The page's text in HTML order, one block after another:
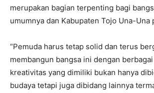
merupakan bagian terpenting bagi
umumnya dan Kabupaten Tojo Una-Una
“Pemuda harus tetap solid dan terus
membangun bangsa ini dengan
kreativitas yang dimiliki bukan hanya
budaya tetapi juga dibidang lainnya